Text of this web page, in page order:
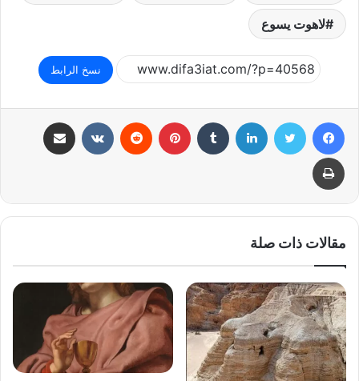
لاهوت يسوع
نسخ الرابط
فيسبوك تويتر لينكدإن بينتيريست
طباعة
مقالات ذات صلة